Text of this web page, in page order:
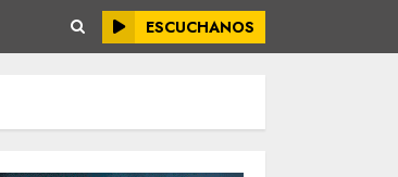
ESCUCHANOS